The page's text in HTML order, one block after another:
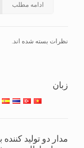
ادامه مطلب
نظرات بسته شده اند.
زبان
مدار دو تولید